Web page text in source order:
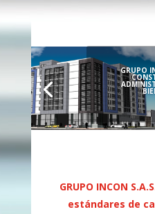
GRUPO
GRUPO INCON
estándares de